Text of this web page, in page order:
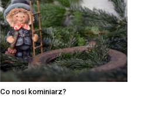
Co nosi kominiarz?